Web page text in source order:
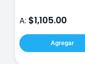
A: $1,105.00
Agregar